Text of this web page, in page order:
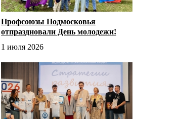
Профсоюзы Подмосковья
отпраздновали День молодежи!
1 июля 2026